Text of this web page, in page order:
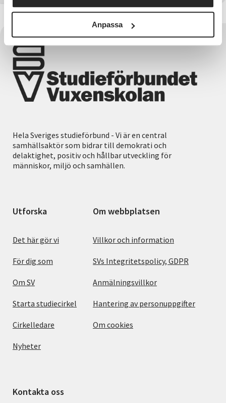
Anpassa
Hela Sveriges studieförbund - Vi är en central
samhällsaktör som bidrar till demokrati och
delaktighet, positiv och hållbar utveckling för
människor, miljö och samhällen.
Utforska
Det här gör vi
För dig som
Om SV
Starta studiecirkel
Cirkelledare
Nyheter
Om webbplatsen
Villkor och information
SVs Integritetspolicy, GDPR
Anmälningsvillkor
Hantering av personuppgifter
Om cookies
Kontakta oss